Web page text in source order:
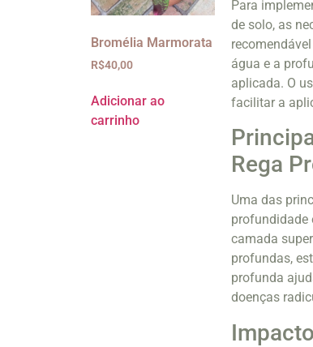
Bromélia Marmorata
R$40,00
Adicionar ao
carrinho
Para
de solo, as
água e a
aplicada. O
facilitar a
Rega
Uma das
profundidade
camada
profundas,
profunda
doenças